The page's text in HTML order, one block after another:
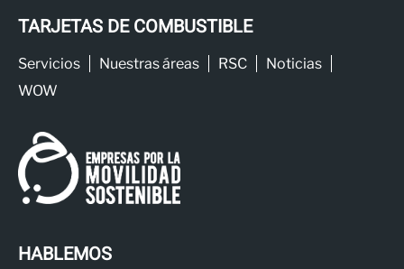
TARJETAS DE COMBUSTIBLE
Servicios Nuestras áreas RSC
Noticias
WOW
HABLEMOS